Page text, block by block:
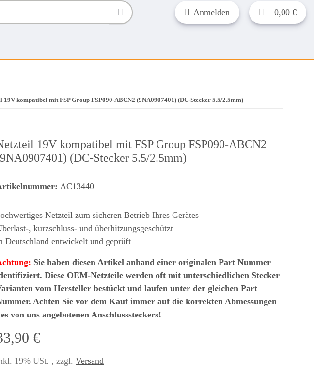
Anmelden 0,00 €
19V kompatibel mit FSP Group FSP090-ABCN2 (9NA0907401) (DC-Stecker 5.5/2.5mm)
19V kompatibel mit FSP Group FSP090-ABCN2
(DC-Stecker 5.5/2.5mm)
AC13440
Netzteil zum sicheren Betrieb Ihres Gerätes
, kurzschluss- und überhitzungsgeschützt
Deutschland entwickelt und geprüft
Sie haben diesen Artikel anhand einer originalen Part Nummer
Diese OEM-Netzteile werden oft mit unterschiedlichen Stecker
vom Hersteller bestückt und laufen unter der gleichen Part
Achten Sie vor dem Kauf immer auf die korrekten Abmessungen
von uns angebotenen Anschlusssteckers!
€
19% USt. , zzgl. Versand